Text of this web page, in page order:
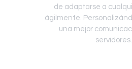
de adaptarse a
ágilmente.
una mejor
servidores.